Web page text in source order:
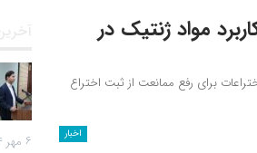
مواد ژنتیک در
برای رفع ممانعت از ثبت اختراع
اخبار ۶ مهر ۱۴۰۴